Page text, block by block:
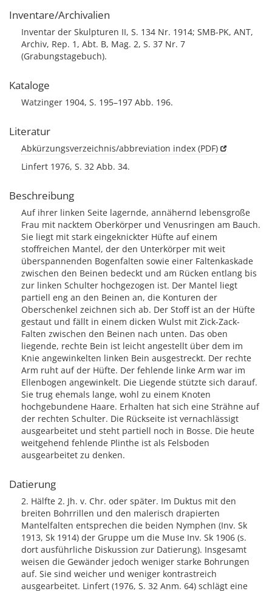
Inventare/Archivalien
Inventar der Skulpturen II, S. 134 Nr. 1914; SMB-PK, ANT,
Archiv, Rep. 1, Abt. B, Mag. 2, S. 37 Nr. 7
(Grabungstagebuch).
Kataloge
Watzinger 1904, S. 195–197 Abb. 196.
Literatur
Abkürzungsverzeichnis/abbreviation index (PDF)
Linfert 1976, S. 32 Abb. 34.
Beschreibung
Auf ihrer linken Seite lagernde, annähernd lebensgroße
Frau mit nacktem Oberkörper und Venusringen am Bauch.
Sie liegt mit stark eingeknickter Hüfte auf einem
stoffreichen Mantel, der den Unterkörper mit weit
überspannenden Bogenfalten sowie einer Faltenkaskade
zwischen den Beinen bedeckt und am Rücken entlang bis
zur linken Schulter hochgezogen ist. Der Mantel liegt
partiell eng an den Beinen an, die Konturen der
Oberschenkel zeichnen sich ab. Der Stoff ist an der Hüfte
gestaut und fällt in einem dicken Wulst mit Zick-Zack-
Falten zwischen den Beinen nach unten. Das oben
liegende, rechte Bein ist leicht angestellt über dem im
Knie angewinkelten linken Bein ausgestreckt. Der rechte
Arm ruht auf der Hüfte. Der fehlende linke Arm war im
Ellenbogen angewinkelt. Die Liegende stützte sich darauf.
Sie trug ehemals lange, wohl zu einem Knoten
hochgebundene Haare. Erhalten hat sich eine Strähne auf
der rechten Schulter. Die Rückseite ist vernachlässigt
ausgearbeitet und steht partiell noch in Bosse. Die heute
weitgehend fehlende Plinthe ist als Felsboden
ausgearbeitet zu denken.
Datierung
2. Hälfte 2. Jh. v. Chr. oder später. Im Duktus mit den
breiten Bohrrillen und den malerisch drapierten
Mantelfalten entsprechen die beiden Nymphen (Inv. Sk
1913, Sk 1914) der Gruppe um die Muse Inv. Sk 1906 (s.
dort ausführliche Diskussion zur Datierung). Insgesamt
weisen die Gewänder jedoch weniger starke Bohrungen
auf. Sie sind weicher und weniger kontrastreich
ausgearbeitet. Linfert (1976, S. 32 Anm. 64) schlägt eine